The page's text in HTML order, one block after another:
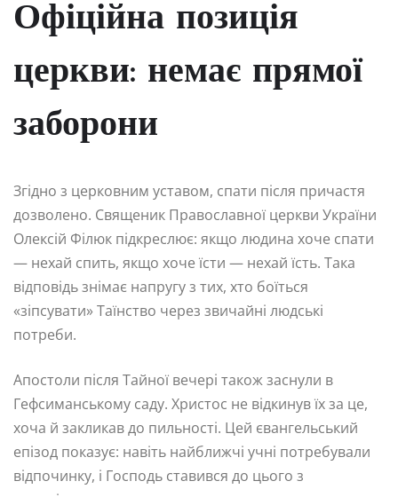
Офіційна позиція
церкви: немає прямої
заборони
Згідно з церковним уставом, спати після причастя
дозволено. Священик Православної церкви України
Олексій Філюк підкреслює: якщо людина хоче спати
— нехай спить, якщо хоче їсти — нехай їсть. Така
відповідь знімає напругу з тих, хто боїться
«зіпсувати» Таїнство через звичайні людські
потреби.
Апостоли після Тайної вечері також заснули в
Гефсиманському саду. Христос не відкинув їх за це,
хоча й закликав до пильності. Цей євангельський
епізод показує: навіть найближчі учні потребували
відпочинку, і Господь ставився до цього з